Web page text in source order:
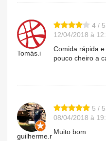
Tomás.i
4 / 5
12/04/2018 à
Comida rápida
pouco cheiro a
guilherme.r
5 / 5
08/04/2018 à
Muito bom